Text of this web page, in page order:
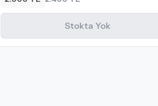
Stokta Yok
Ürün